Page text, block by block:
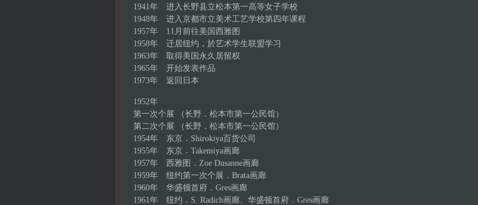
1941年 进入长野县立松本第一高等女子学校
1948年 进入京都市立美术工艺学校第四年课程
1957年 11月前往美国西雅图
1958年 迁居纽约，於艺术学生联盟学习
1963年 取得美国永久居留权
1965年 开始发表作品
1973年 返回日本
1952年
第一次个展 （长野．松本市第一公民馆）
第二次个展 （长野．松本市第一公民馆）
1954年 东京．Shirokiya百货公司
1955年 东京．Takemiya画廊
1957年 西雅图．Zoe Dusanne画廊
1959年 纽约第一次个展．Brata画廊
1960年 华盛顿首府．Gres画廊
1961年 纽约．S. Radich画廊、华盛顿首府．Gres画廊